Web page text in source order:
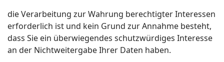
die Verarbeitung zur Wahrung berechtigter Interessen
erforderlich ist und kein Grund zur Annahme besteht,
dass Sie ein überwiegendes schutzwürdiges Interesse
an der Nichtweitergabe Ihrer Daten haben.